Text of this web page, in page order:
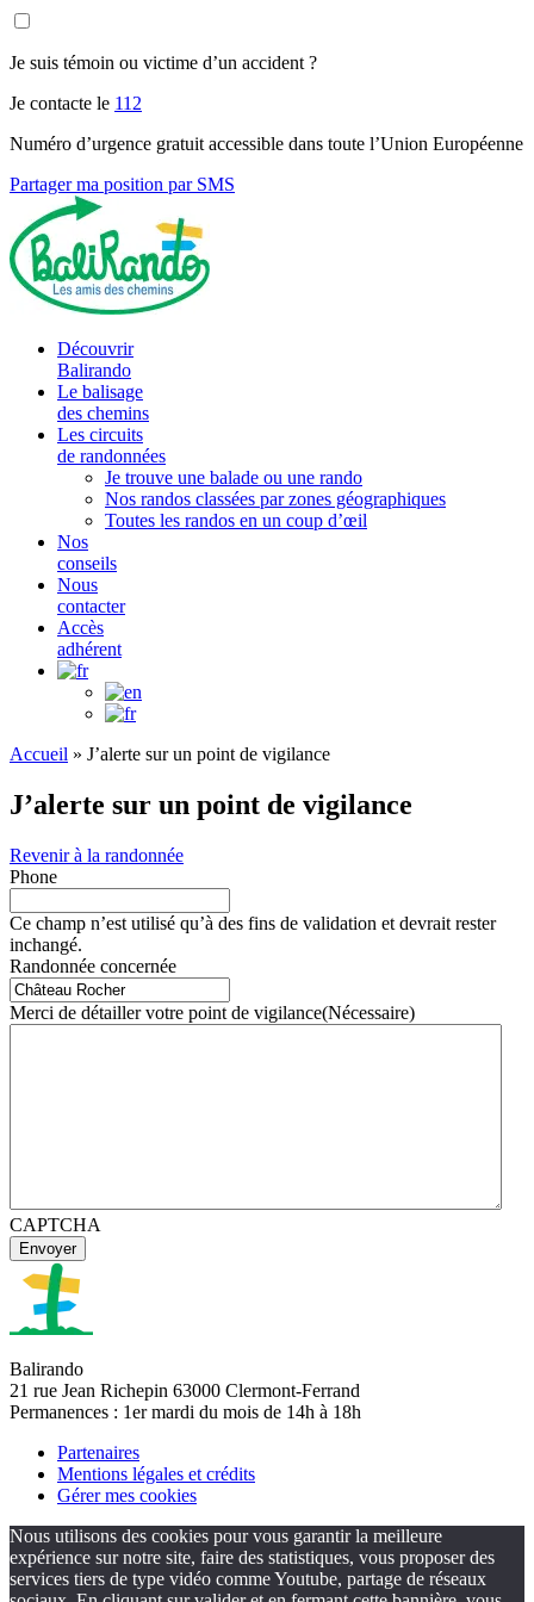
Je suis témoin ou victime d’un accident ?
Je contacte le 112
Numéro d’urgence gratuit accessible dans toute l’Union Européenne
Partager ma position par SMS
Découvrir
Balirando
Le balisage
des chemins
Les circuits
de randonnées
Je trouve une balade ou une rando
Nos randos classées par zones géographiques
Toutes les randos en un coup d’œil
Nos
conseils
Nous
contacter
Accès
adhérent
Accueil » J’alerte sur un point de vigilance
J’alerte sur un point de vigilance
Revenir à la randonnée
Phone
Ce champ n’est utilisé qu’à des fins de validation et devrait rester
inchangé.
Randonnée concernée
Merci de détailler votre point de vigilance(Nécessaire)
CAPTCHA
Balirando
21 rue Jean Richepin 63000 Clermont-Ferrand
Permanences : 1er mardi du mois de 14h à 18h
Partenaires
Mentions légales et crédits
Gérer mes cookies
Nous utilisons des cookies pour vous garantir la meilleure
expérience sur notre site, faire des statistiques, vous proposer des
services tiers de type vidéo comme Youtube, partage de réseaux